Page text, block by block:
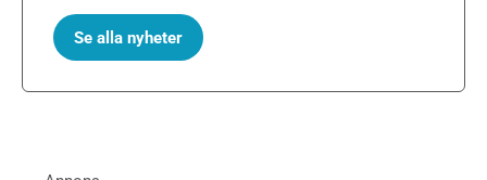
Se alla nyheter